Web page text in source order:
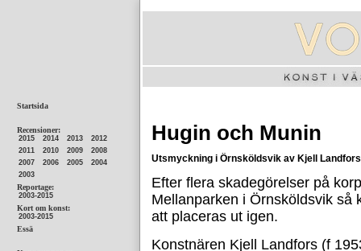
Hugin och Munin
Utsmyckning i Örnsköldsvik av Kjell Landfors
Efter flera skadegörelser på
Mellanparken i Örnsköldsvik så
att placeras ut igen.
Konstnären Kjell Landfors (f